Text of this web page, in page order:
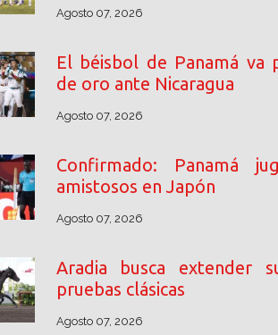
Agosto 07, 2026
El béisbol de Panamá va
de oro ante Nicaragua
Agosto 07, 2026
Confirmado: Panamá
amistosos en Japón
Agosto 07, 2026
Aradia busca extender
pruebas clásicas
Agosto 07, 2026